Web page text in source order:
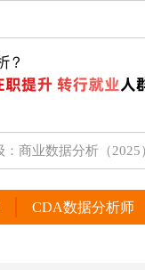
CDA数据分析师